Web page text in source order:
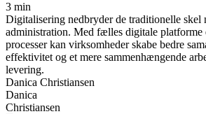
3 min
Digitalisering nedbryder de traditionelle skel
administration. Med fælles digitale platforme
processer kan virksomheder skabe bedre
effektivitet og et mere sammenhængende
levering.
Danica Christiansen
Danica
Christiansen